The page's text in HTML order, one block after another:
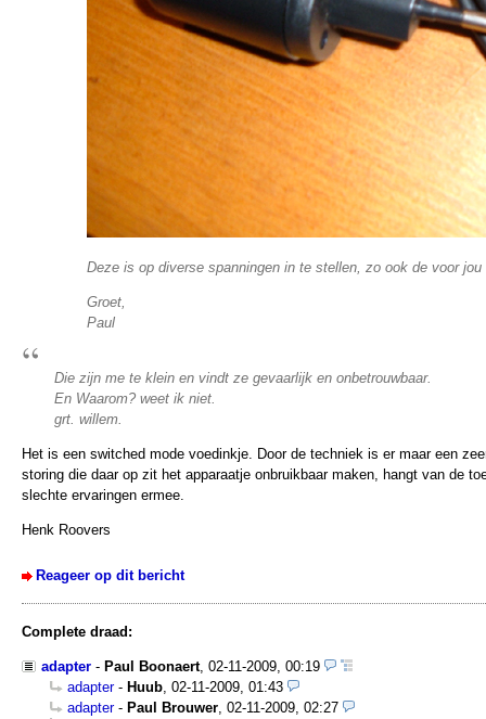
Deze is op diverse spanningen in te stellen, zo ook de voor
Groet,
Paul
Die zijn me te klein en vindt ze gevaarlijk en onbetrouwbaar.
En Waarom? weet ik niet.
grt. willem.
Het is een switched mode voedinkje. Door de techniek is er maar een
storing die daar op zit het apparaatje onbruikbaar maken, hangt van de
slechte ervaringen ermee.
Henk Roovers
Reageer op dit bericht
Complete draad:
adapter - Paul Boonaert, 02-11-2009, 00:19
adapter- Huub, 02-11-2009, 01:43
adapter- Paul Brouwer, 02-11-2009, 02:27